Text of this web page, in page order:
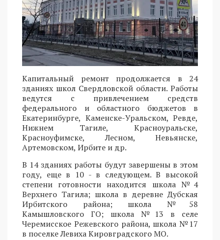
Капитальный ремонт продолжается в 24
зданиях школ Свердловской области. Работы
ведутся с привлечением средств
федерального и областного бюджетов в
Екатеринбурге, Каменске-Уральском, Ревде,
Нижнем Тагиле, Красноуральске,
Красноуфимске, Лесном, Невьянске,
Артемовском, Ирбите и др.
В 14 зданиях работы будут завершены в этом
году, еще в 10 - в следующем. В высокой
степени готовности находится школа №4
Верхнего Тагила; школа в деревне Дубская
Ирбитского района; школа №58
Камышловского ГО; школа №13 в селе
Черемисское Режевского района, школа №17
в поселке Левиха Кировградского МО.